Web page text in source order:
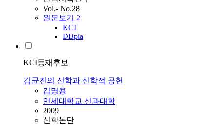
Vol.- No.28
원문보기 2
KCI
DBpia
KCI등재후보
김균진의 신학과 신학적 공헌
김명용
연세대학교 신과대학
2009
신학논단